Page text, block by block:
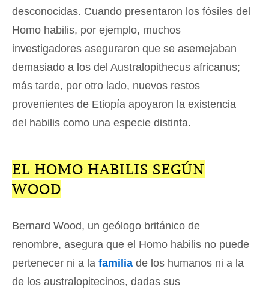
desconocidas. Cuando presentaron los fósiles del
Homo habilis, por ejemplo, muchos
investigadores aseguraron que se asemejaban
demasiado a los del Australopithecus africanus;
más tarde, por otro lado, nuevos restos
provenientes de Etiopía apoyaron la existencia
del habilis como una especie distinta.
EL HOMO HABILIS SEGÚN
WOOD
Bernard Wood, un geólogo británico de
renombre, asegura que el Homo habilis no puede
pertenecer ni a la familia de los humanos ni a la
de los australopitecinos, dadas sus